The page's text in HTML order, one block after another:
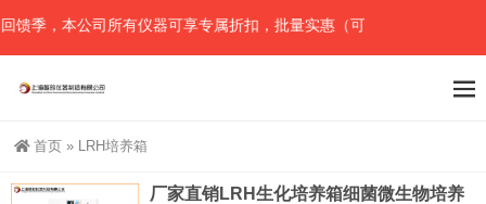
馈季，本公司所有仪器可享专属折扣，批量实惠（可任意组合），详
首页 » LRH培养箱
厂家直销LRH生化培养箱细菌微生物培养